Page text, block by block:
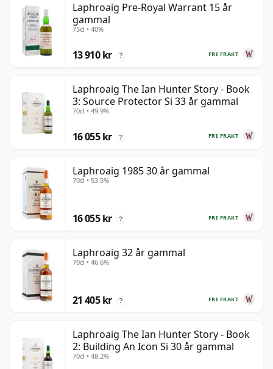
Laphroaig Pre-Royal Warrant 15 år
gammal
75cl • 40%
FRI FRAKT
13 910 kr ?
Laphroaig The Ian Hunter Story - Book
3: Source Protector Si 33 år gammal
70cl • 49.9%
FRI FRAKT
16 055 kr ?
Laphroaig 1985 30 år gammal
70cl • 53.5%
FRI FRAKT
16 055 kr ?
Laphroaig 32 år gammal
70cl • 46.6%
FRI FRAKT
21 405 kr ?
Laphroaig The Ian Hunter Story - Book
2: Building An Icon Si 30 år gammal
70cl • 48.2%